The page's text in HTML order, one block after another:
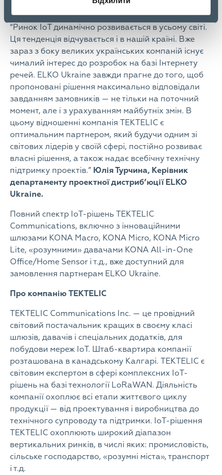
“Ринок IoT динамічно розвивається в усьому світі.
Ця тенденція відчувається і в нашій країні. Вже
зараз з боку великих українських компаній існує
чималий інтерес до розробок на базі Інтернету
речей. ELKO Ukraine завжди прагне до того, щоб
пропоновані рішення максимально відповідали
завданням замовників — не тільки на поточний
момент, але і з урахуванням майбутніх змін. В
цьому відношенні компанія TEKTELIC є
оптимальним партнером, який будучи одним зі
світових лідерів у своїй сфері, постійно розвиває
власні рішення, а також надає всебічну технічну
підтримку проектів.” Юлія Турчина, Керівник
департаменту проектної дистриб’юції ELKO
Ukraine.
Повний спектр IoT-рішень TEKTELIC
Communications, включно з інноваційними
шлюзами KONA Macro, KONA Micro, KONA Micro
Lite, «розумними» давачами KONA All-in-One
Office/Home Sensor і т.д., вже доступний для
замовлення партнерам ELKO Ukraine.
Про компанію TEKTELIC
TEKTELIC Communications Inc. — це провідний
світовий постачальник кращих в своєму класі
шлюзів, давачів і спеціальних додатків, для
побудови мереж IoT. Штаб-квартира компанії
розташована в канадському Калгарі. TEKTELIC є
світовим експертом в сфері комплексних IoT-
рішень на базі технології LoRaWAN. Діяльність
компанії охоплює всі етапи життєвого циклу
продукції — від проектування і виробництва до
технічного супроводу та підтримки. IoT-рішення
TEKTELIC охоплюють широкий діапазон
вертикальних ринків, в числі яких: промисловість,
сільське господарство, «розумні міста», транспорт
і т.д.